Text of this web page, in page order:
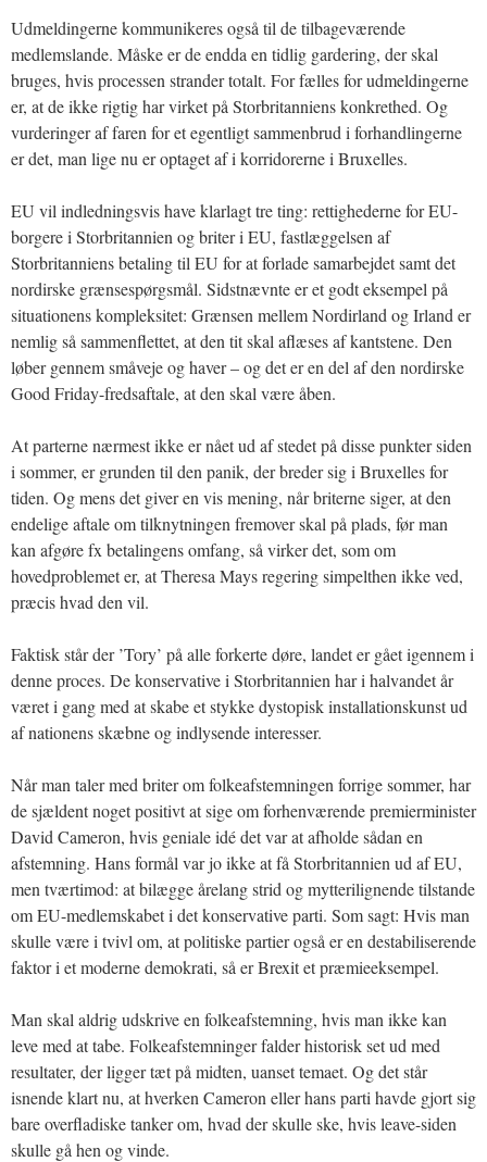
Udmeldingerne kommunikeres også til de tilbageværende
medlemslande. Måske er de endda en tidlig gardering, der skal
bruges, hvis processen strander totalt. For fælles for udmeldingerne
er, at de ikke rigtig har virket på Storbritanniens konkrethed. Og
vurderinger af faren for et egentligt sammenbrud i forhandlingerne
er det, man lige nu er optaget af i korridorerne i Bruxelles.
EU vil indledningsvis have klarlagt tre ting: rettighederne for EU-
borgere i Storbritannien og briter i EU, fastlæggelsen af
Storbritanniens betaling til EU for at forlade samarbejdet samt det
nordirske grænsespørgsmål. Sidstnævnte er et godt eksempel på
situationens kompleksitet: Grænsen mellem Nordirland og Irland er
nemlig så sammenflettet, at den tit skal aflæses af kantstene. Den
løber gennem småveje og haver – og det er en del af den nordirske
Good Friday-fredsaftale, at den skal være åben.
At parterne nærmest ikke er nået ud af stedet på disse punkter siden
i sommer, er grunden til den panik, der breder sig i Bruxelles for
tiden. Og mens det giver en vis mening, når briterne siger, at den
endelige aftale om tilknytningen fremover skal på plads, før man
kan afgøre fx betalingens omfang, så virker det, som om
hovedproblemet er, at Theresa Mays regering simpelthen ikke ved,
præcis hvad den vil.
Faktisk står der ’Tory’ på alle forkerte døre, landet er gået igennem i
denne proces. De konservative i Storbritannien har i halvandet år
været i gang med at skabe et stykke dystopisk installationskunst ud
af nationens skæbne og indlysende interesser.
Når man taler med briter om folkeafstemningen forrige sommer, har
de sjældent noget positivt at sige om forhenværende premierminister
David Cameron, hvis geniale idé det var at afholde sådan en
afstemning. Hans formål var jo ikke at få Storbritannien ud af EU,
men tværtimod: at bilægge årelang strid og mytterilignende tilstande
om EU-medlemskabet i det konservative parti. Som sagt: Hvis man
skulle være i tvivl om, at politiske partier også er en destabiliserende
faktor i et moderne demokrati, så er Brexit et præmieeksempel.
Man skal aldrig udskrive en folkeafstemning, hvis man ikke kan
leve med at tabe. Folkeafstemninger falder historisk set ud med
resultater, der ligger tæt på midten, uanset temaet. Og det står
isnende klart nu, at hverken Cameron eller hans parti havde gjort sig
bare overfladiske tanker om, hvad der skulle ske, hvis leave-siden
skulle gå hen og vinde.